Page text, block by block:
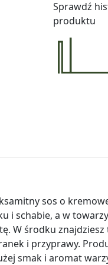
Sprawdź
produktu
sos o
i schabie, a w
W środku
i przyprawy.
smak i aromat